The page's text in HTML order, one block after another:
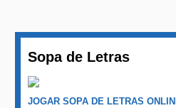
Sopa de Letras
JOGAR SOPA DE LETRAS